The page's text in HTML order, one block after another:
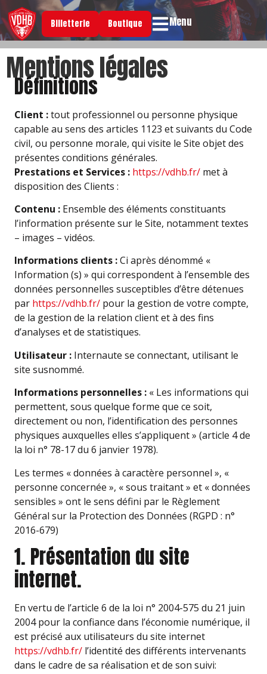
Billetterie Boutique Menu
Mentions légales
Définitions
Client :tout professionnel ou personne physique
capable au sens des articles 1123 et suivants du Code
civil, ou personne morale, qui visite le Site objet des
présentes conditions générales.
Prestations et Services : https://vdhb.fr/ met à
disposition des Clients :
Contenu : Ensemble des éléments constituants
l’information présente sur le Site, notamment textes
– images – vidéos.
Informations clients :Ci après dénommé «
Information (s) » qui correspondent à l’ensemble des
données personnelles susceptibles d’être détenues
par https://vdhb.fr/ pour la gestion de votre compte,
de la gestion de la relation client et à des fins
d’analyses et de statistiques.
Utilisateur : Internaute se connectant, utilisant le
site susnommé.
Informations personnelles : « Les informations qui
permettent, sous quelque forme que ce soit,
directement ou non, l’identification des personnes
physiques auxquelles elles s’appliquent » (article 4 de
la loi n° 78-17 du 6 janvier 1978).
Les termes « données à caractère personnel », «
personne concernée », « sous traitant » et « données
sensibles » ont le sens défini par le Règlement
Général sur la Protection des Données (RGPD : n°
2016-679)
1. Présentation du site
internet.
En vertu de l’article 6 de la loi n° 2004-575 du 21 juin
2004 pour la confiance dans l’économie numérique, il
est précisé aux utilisateurs du site internet
https://vdhb.fr/ l’identité des différents intervenants
dans le cadre de sa réalisation et de son suivi: